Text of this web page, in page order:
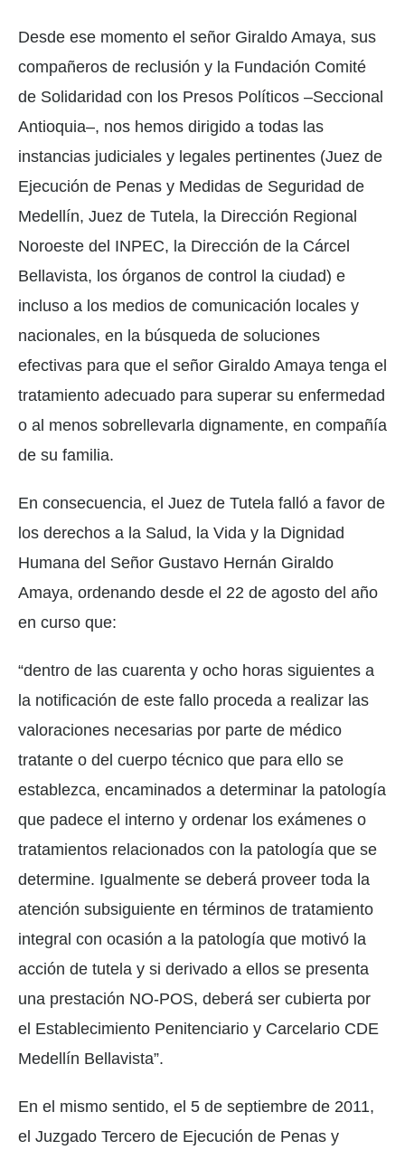
Desde ese momento el señor Giraldo Amaya, sus
compañeros de reclusión y la Fundación Comité
de Solidaridad con los Presos Políticos –Seccional
Antioquia–, nos hemos dirigido a todas las
instancias judiciales y legales pertinentes (Juez de
Ejecución de Penas y Medidas de Seguridad de
Medellín, Juez de Tutela, la Dirección Regional
Noroeste del INPEC, la Dirección de la Cárcel
Bellavista, los órganos de control la ciudad) e
incluso a los medios de comunicación locales y
nacionales, en la búsqueda de soluciones
efectivas para que el señor Giraldo Amaya tenga el
tratamiento adecuado para superar su enfermedad
o al menos sobrellevarla dignamente, en compañía
de su familia.
En consecuencia, el Juez de Tutela falló a favor de
los derechos a la Salud, la Vida y la Dignidad
Humana del Señor Gustavo Hernán Giraldo
Amaya, ordenando desde el 22 de agosto del año
en curso que:
“dentro de las cuarenta y ocho horas siguientes a
la notificación de este fallo proceda a realizar las
valoraciones necesarias por parte de médico
tratante o del cuerpo técnico que para ello se
establezca, encaminados a determinar la patología
que padece el interno y ordenar los exámenes o
tratamientos relacionados con la patología que se
determine. Igualmente se deberá proveer toda la
atención subsiguiente en términos de tratamiento
integral con ocasión a la patología que motivó la
acción de tutela y si derivado a ellos se presenta
una prestación NO-POS, deberá ser cubierta por
el Establecimiento Penitenciario y Carcelario CDE
Medellín Bellavista”.
En el mismo sentido, el 5 de septiembre de 2011,
el Juzgado Tercero de Ejecución de Penas y